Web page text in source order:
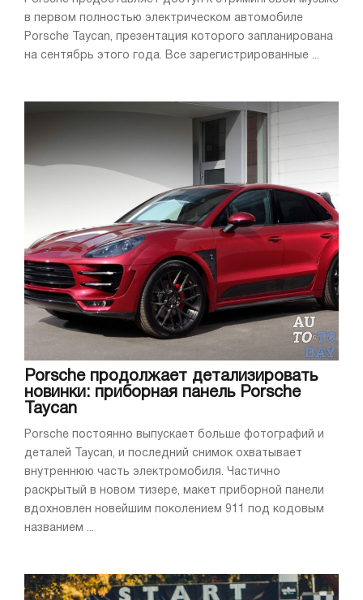
в первом полностью электрическом автомобиле
Porsche Taycan, презентация которого запланирована
на сентябрь этого года. Все зарегистрированные ...
Porsche продолжает детализировать
новинки: приборная панель Porsche
Taycan
Porsche постоянно выпускает больше фотографий и
деталей Taycan, и последний снимок охватывает
внутреннюю часть электромобиля. Частично
раскрытый в новом тизере, макет приборной панели
вдохновлен новейшим поколением 911 под кодовым
названием ...